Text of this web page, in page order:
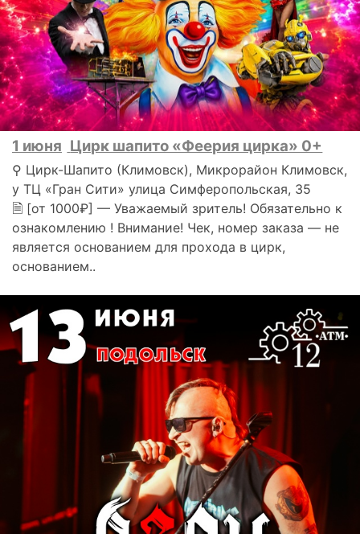
1 июня Цирк шапито «Феерия цирка» 0+
⚲ Цирк-Шапито (Климовск), Микрорайон Климовск,
у ТЦ «Гран Сити» улица Симферопольская, 35
🗎 [от 1000₽] — Уважаемый зритель! Обязательно к
ознакомлению ! Внимание! Чек, номер заказа — не
является основанием для прохода в цирк,
основанием..